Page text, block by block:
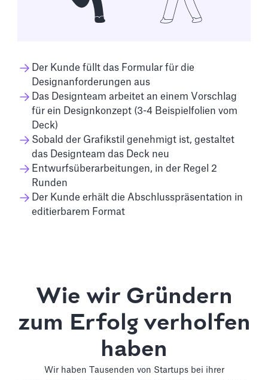
Der Kunde füllt das Formular für die
Designanforderungen aus
Das Designteam arbeitet an einem Vorschlag
für ein Designkonzept (3-4 Beispielfolien vom
Deck)
Sobald der Grafikstil genehmigt ist, gestaltet
das Designteam das Deck neu
Entwurfsüberarbeitungen, in der Regel 2
Runden
Der Kunde erhält die Abschlusspräsentation in
editierbarem Format
Wie wir Gründern
zum Erfolg verholfen
haben
Wir haben Tausenden von Startups bei ihrer